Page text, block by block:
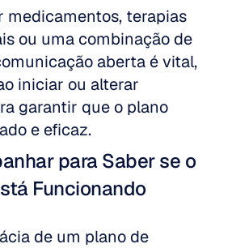
medicamentos, terapias
ou uma combinação de
aberta é vital,
iniciar ou alterar
garantir que o plano
e eficaz.
para Saber se o
Funcionando
de um plano de